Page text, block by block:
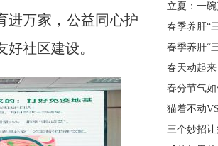
万家，公益同心护
社区建设。
立夏：一碗
春季养肝“
春季养肝“
春天动起来
春分节气如
猫着不动
三个妙招